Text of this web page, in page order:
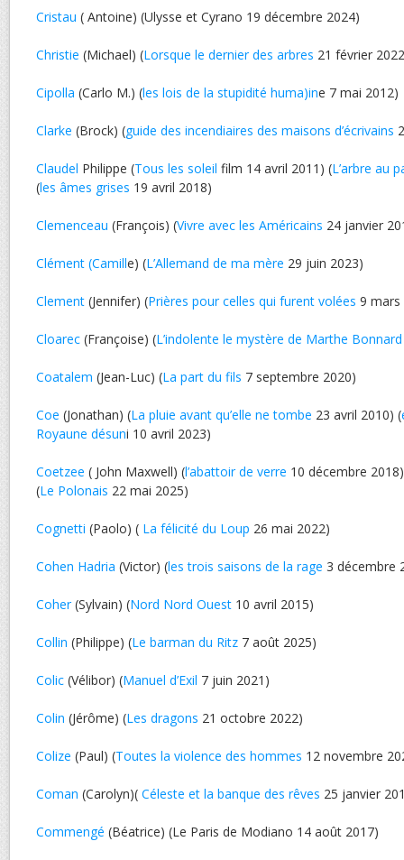
Cristau ( Antoine) (Ulysse et Cyrano 19 décembre 2024)
Christie (Michael) (Lorsque le dernier des arbres 21 février
Cipolla (Carlo M.) (les lois de la stupidité huma)ine 7 mai 2012)
Clarke (Brock) (guide des incendiaires des maisons d’écrivains
Claudel Philippe (Tous les soleil film 14 avril 2011) (L’arbre au
(les âmes grises 19 avril 2018)
Clemenceau (François) (Vivre avec les Américains 24 janvier
Clément (Camille) (L’Allemand de ma mère 29 juin 2023)
Clement (Jennifer) (Prières pour celles qui furent volées 9 mars
Cloarec (Françoise) (L’indolente le mystère de Marthe Bonnard
Coatalem (Jean-Luc) (La part du fils 7 septembre 2020)
Coe (Jonathan) (La pluie avant qu’elle ne tombe 23 avril 2010) (
Royaune désuni 10 avril 2023)
Coetzee ( John Maxwell) (l’abattoir de verre 10 décembre
(Le Polonais 22 mai 2025)
Cognetti (Paolo) ( La félicité du Loup 26 mai 2022)
Cohen Hadria (Victor) (les trois saisons de la rage 3 décembre
Coher(Sylvain) (Nord Nord Ouest 10 avril 2015)
Collin (Philippe) (Le barman du Ritz 7 août 2025)
Colic (Vélibor) (Manuel d’Exil 7 juin 2021)
Colin (Jérôme) (Les dragons 21 octobre 2022)
Colize (Paul) (Toutes la violence des hommes 12 novembre
Coman (Carolyn)( Céleste et la banque des rêves 25 janvier
Commengé (Béatrice) (Le Paris de Modiano 14 août 2017)